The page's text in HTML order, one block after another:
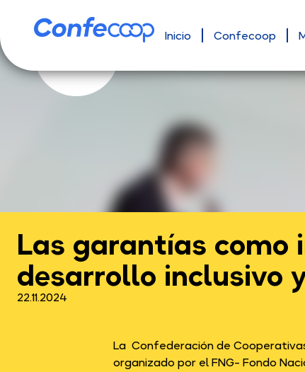
Inicio Confecoop
Las garantías
desarrollo inclusivo
22.11.2024
La Confederación de
organizado por el FNG- Fondo